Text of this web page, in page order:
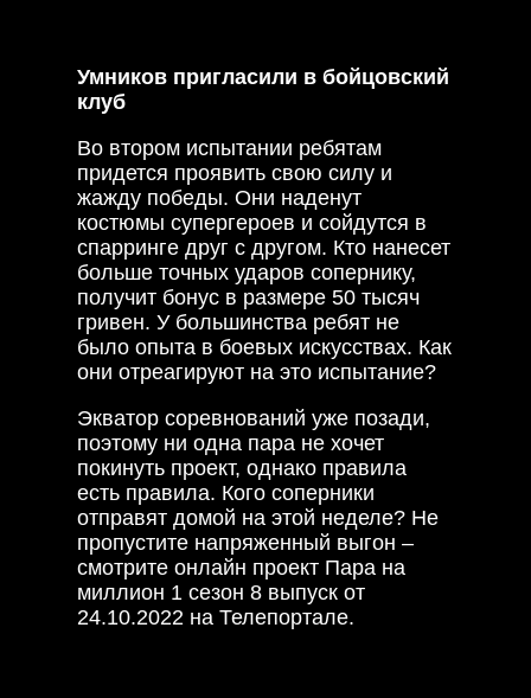
Умников пригласили в бойцовский
клуб
Во втором испытании ребятам
придется проявить свою силу и
жажду победы. Они наденут
костюмы супергероев и сойдутся в
спарринге друг с другом. Кто нанесет
больше точных ударов сопернику,
получит бонус в размере 50 тысяч
гривен. У большинства ребят не
было опыта в боевых искусствах. Как
они отреагируют на это испытание?
Экватор соревнований уже позади,
поэтому ни одна пара не хочет
покинуть проект, однако правила
есть правила. Кого соперники
отправят домой на этой неделе? Не
пропустите напряженный выгон –
смотрите онлайн проект Пара на
миллион 1 сезон 8 выпуск от
24.10.2022 на Телепортале.